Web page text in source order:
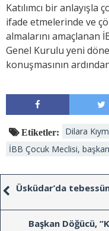
Katılımcı bir
ifade etmelerinde ve
almalarını amaçlanan
Genel Kurulu yeni
konuşmasının
Etiketler:
Dilara
İBB Çocuk Meclisi,
Üsküdar’da
Başkan Döğücü,